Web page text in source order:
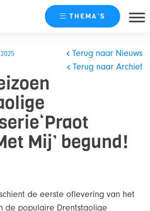
THEMA’S
Terug naar Nieuws
Terug naar Archief
Mij’ begund!
de eerste oflevering van het
de populaire Drentstaolige